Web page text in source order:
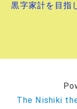
黒字家計を目指
The Nishiki